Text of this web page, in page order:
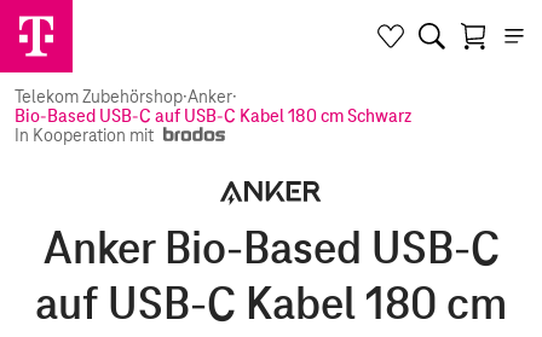
Telekom Zubehörshop·Anker·
Bio-Based USB-C auf USB-C Kabel 180 cm Schwarz
In Kooperation mit
Anker Bio-Based USB-C
auf USB-C Kabel 180 cm